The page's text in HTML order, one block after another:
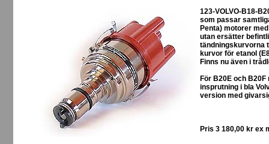
123-VOLVO-B18-
som passar
Penta) motorer
utan ersätter
tändningskurvorna
kurvor för etanol
Finns nu även i
För B20E och
insprutning i bla
version med
Pris 3 180,00 kr ex